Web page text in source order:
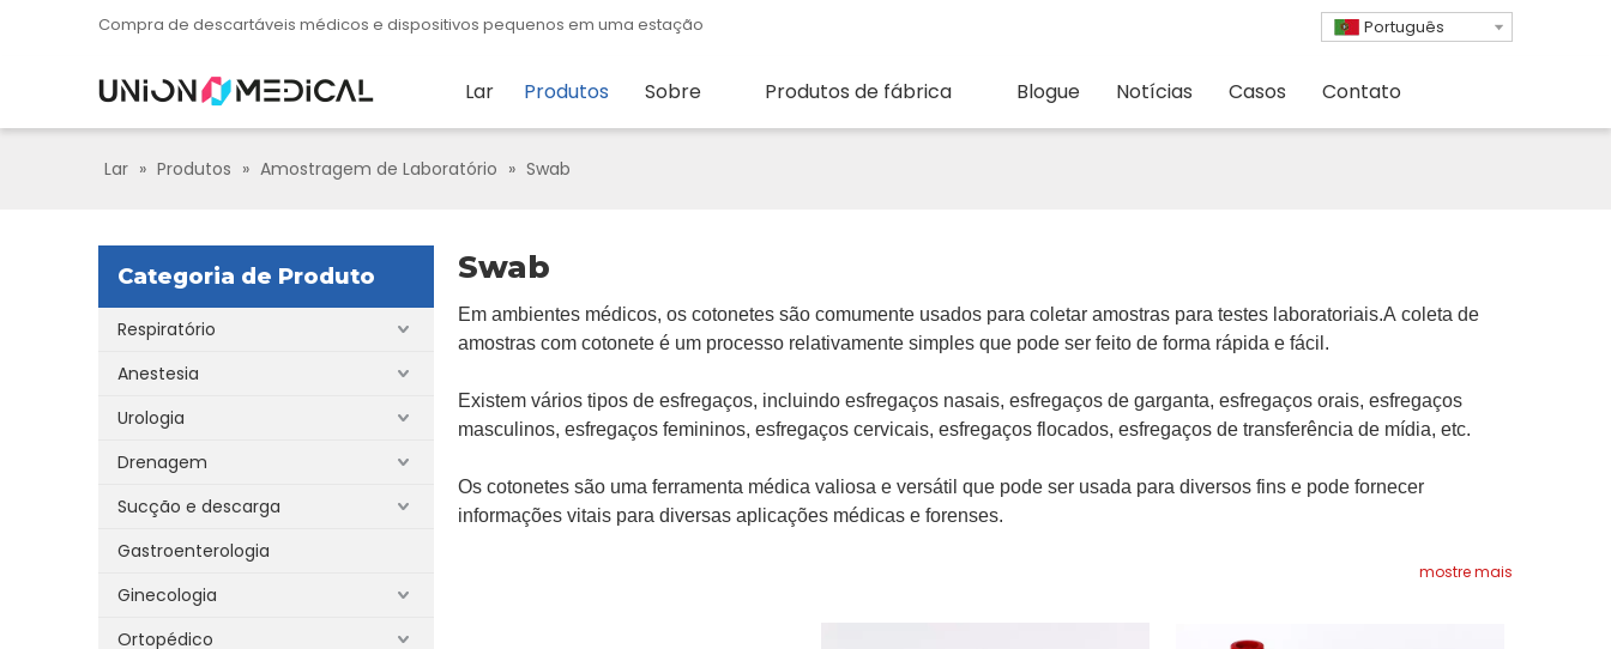
Compra de descartáveis ​​​​médicos e dispositivos pequenos em uma estação Português
Lar Produtos Sobre Produtos de fábrica Blogue Notícias Casos Contato
Lar » Produtos » Amostragem de Laboratório » Swab
Categoria de Produto
Respiratório
Anestesia
Urologia
Drenagem
Sucção e descarga
Gastroenterologia
Ginecologia
Ortopédico
Swab
Em ambientes médicos, os cotonetes são comumente usados ​​para coletar amostras para testes laboratoriais.A coleta de
amostras com cotonete é um processo relativamente simples que pode ser feito de forma rápida e fácil.
Existem vários tipos de esfregaços, incluindo esfregaços nasais, esfregaços de garganta, esfregaços orais, esfregaços
masculinos, esfregaços femininos, esfregaços cervicais, esfregaços flocados, esfregaços de transferência de mídia, etc.
Os cotonetes são uma ferramenta médica valiosa e versátil que pode ser usada para diversos fins e pode fornecer
informações vitais para diversas aplicações médicas e forenses.
mostre mais